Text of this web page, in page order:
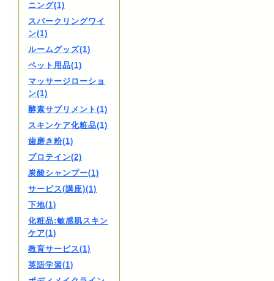
ニング(1)
スパークリングワイ
ン(1)
ルームグッズ(1)
ペット用品(1)
マッサージローショ
ン(1)
酵素サプリメント(1)
スキンケア化粧品(1)
歯磨き粉(1)
プロテイン(2)
炭酸シャンプー(1)
サービス(講座)(1)
下地(1)
化粧品:敏感肌スキン
ケア(1)
教育サービス(1)
英語学習(1)